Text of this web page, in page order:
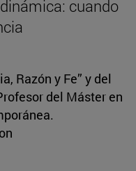
cuando
Razón y Fe” y del
del Máster en